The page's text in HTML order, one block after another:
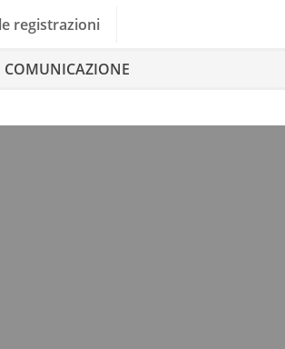
registrazioni
COMUNICAZIONE